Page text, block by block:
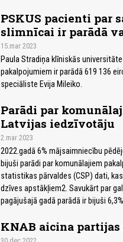
PSKUS pacienti par
slimnīcai ir parādā
15.mar 2023
Paula Stradiņa klīniskās
pakalpojumiem ir parādā 619 136
speciāliste Evija Mileiko.
Parādi par
Latvijas iedzīvotāju
2.mar 2023
2022.gadā 6% mājsaimniecību
bijuši parādi par komunālajiem
statistikas pārvaldes (CSP) dati,
dzīves apstākļiem2. Savukārt par
pagājušajā gadā parādā ir bijuši
KNAB aicina